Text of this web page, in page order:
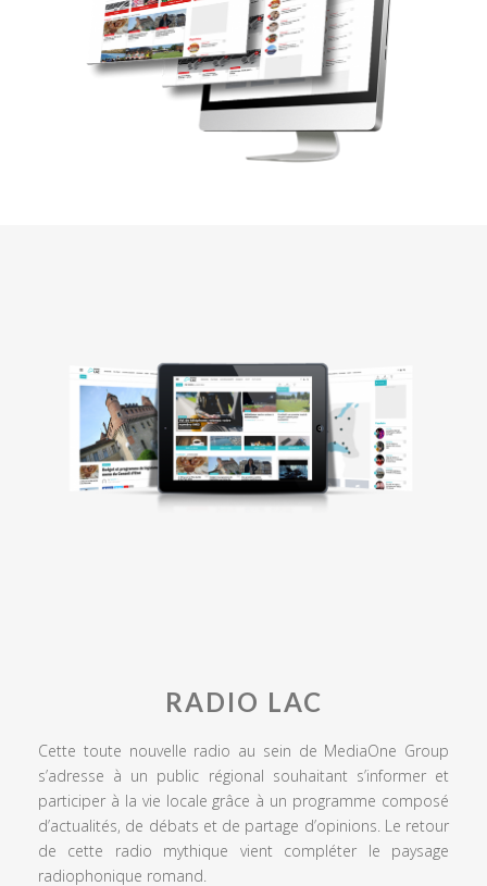
RADIO LAC
Cette toute nouvelle radio au sein de MediaOne Group
s’adresse à un public régional souhaitant s’informer et
participer à la vie locale grâce à un programme composé
d’actualités, de débats et de partage d’opinions. Le retour
de cette radio mythique vient compléter le paysage
radiophonique romand.